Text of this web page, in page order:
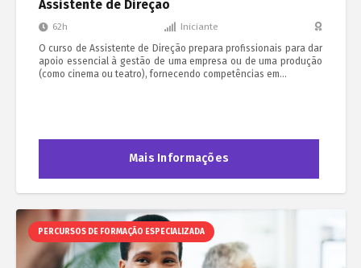
Assistente de Direção
62h
Iniciante
O curso de Assistente de Direção prepara profissionais para dar
apoio essencial à gestão de uma empresa ou de uma produção
(como cinema ou teatro), fornecendo competências em…
Mais Informações
PERCURSOS DE FORMAÇÃO ESPECIALIZADA